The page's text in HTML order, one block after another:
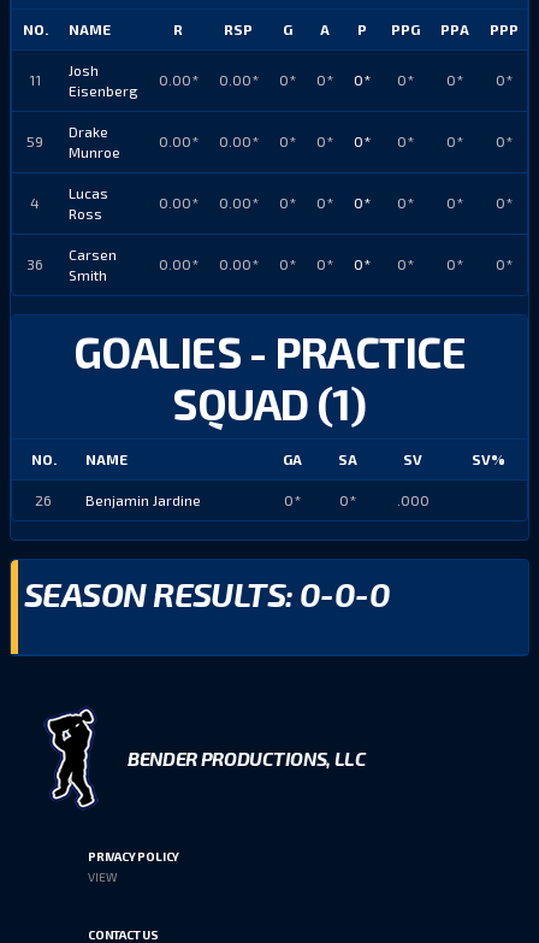
NO. NAME R RSP G A P PPG PPA PPP
11
Josh
Eisenberg
0.00* 0.00* 0* 0* 0* 0* 0* 0*
59
Drake
Munroe
0.00* 0.00* 0* 0* 0* 0* 0* 0*
4
Lucas
Ross
0.00* 0.00* 0* 0* 0* 0* 0* 0*
36
Carsen
Smith
0.00* 0.00* 0* 0* 0* 0* 0* 0*
GOALIES - PRACTICE
SQUAD (1)
NO. NAME GA SA SV SV%
26 Benjamin Jardine 0* 0* .000
SEASON RESULTS: 0-0-0
BENDER PRODUCTIONS, LLC
PRIVACY POLICY
VIEW
CONTACT US